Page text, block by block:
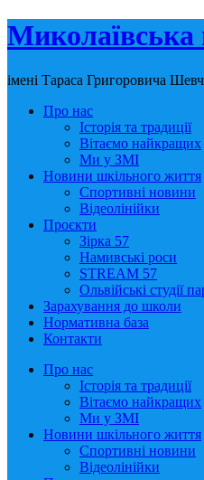
Миколаївська
імені Тараса Григоровича
Про нас
Історія та традиції
Вітаємо найкращих
Ми у ЗМІ
Новини шкільного життя
Спортивні новини
Відеолінійки
Проєкти
Зірка 57
Намивські роси
STREAM 57
Ольвійські студії
Зарахування до школи
Нормативна база
Контакти
Про нас
Історія та традиції
Вітаємо найкращих
Ми у ЗМІ
Новини шкільного життя
Спортивні новини
Відеолінійки